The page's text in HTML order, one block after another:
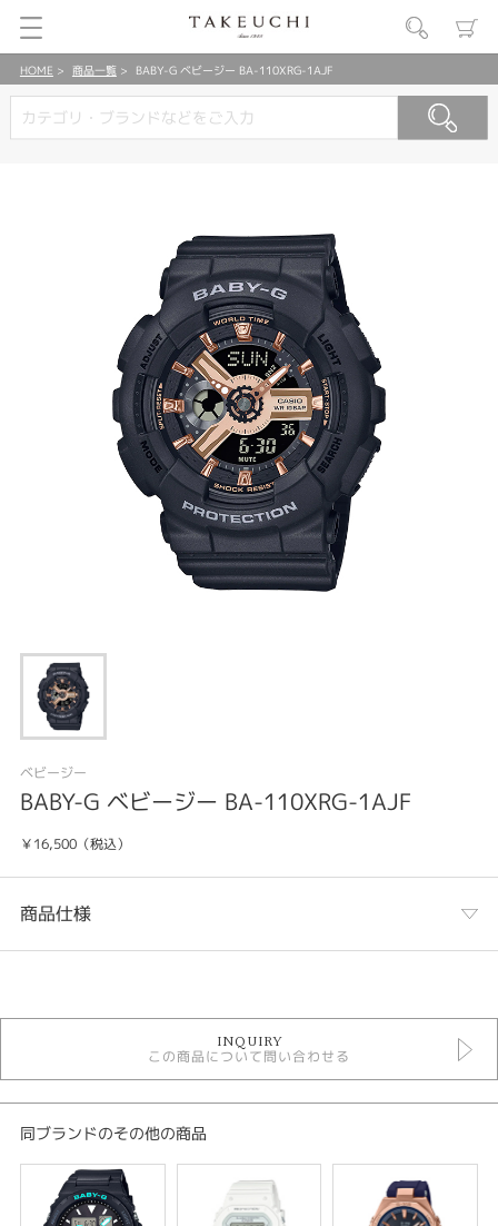
HOME 商品一覧 BABY-G ベビージー BA-110XRG-1AJF
ベビージー
BABY-G ベビージー BA-110XRG-1AJF
￥16,500（税込）
商品仕様
時計
その他ベルト
クォーツ
10気圧防水
ベビージー
レディース 腕時計
腕時計
INQUIRY
この商品について問い合わせる
同ブランドのその他の商品